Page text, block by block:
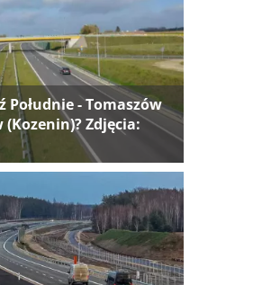
Południe - Tomaszów
Zdjęcia: